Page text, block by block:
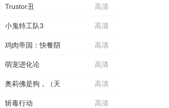
高清
Trustor丑
高清
小鬼特工队3
高清
鸡肉帝国：快餐阴
高清
萌宠进化论
高清
奥莉佛是狗，（天
高清
斩毒行动